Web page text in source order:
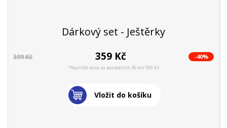
Dárkový set - Ještěrky
599 Kč 359 Kč -40%
*Nejnižší cena za posledních 30 dní 599 Kč
Vložit do košíku